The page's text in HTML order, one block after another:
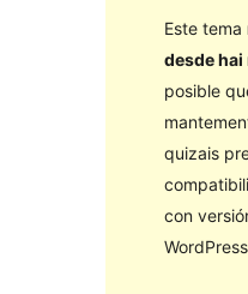
Este tema
desde hai
posible
quizais
con